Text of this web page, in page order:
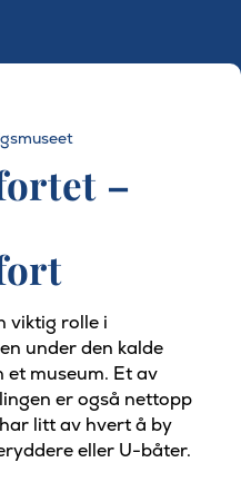
–
viktig rolle i
under den kalde
et museum. Et av
er også nettopp
litt av hvert å by
eller U-båter.